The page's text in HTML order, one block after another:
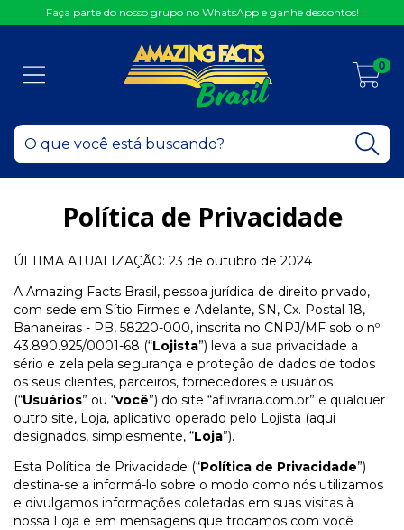
Faça parte do nosso grupo no WhatsApp e ganhe descontos!
0
Política de Privacidade
ÚLTIMA ATUALIZAÇÃO: 23 de outubro de 2024
A Amazing Facts Brasil, pessoa jurídica de direito privado,
com sede em Sítio Firmes e Adelante, SN, Cx. Postal 18,
Bananeiras - PB, 58220-000, inscrita no CNPJ/MF sob o nº.
43.890.925/0001-68 (“Lojista”) leva a sua privacidade a
sério e zela pela segurança e proteção de dados de todos
os seus clientes, parceiros, fornecedores e usuários
(“Usuários” ou “você”) do site “aflivraria.com.br” e qualquer
outro site, Loja, aplicativo operado pelo Lojista (aqui
designados, simplesmente, “Loja”).
Esta Política de Privacidade (“Política de Privacidade”)
destina-se a informá-lo sobre o modo como nós utilizamos
e divulgamos informações coletadas em suas visitas à
nossa Loja e em mensagens que trocamos com você